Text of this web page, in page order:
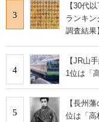
3
【30代
ランキ
調査結果
4
【JR山
1位は「
5
【長州
位は「高